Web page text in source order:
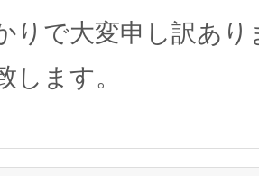
りで大変申し訳あ
します。